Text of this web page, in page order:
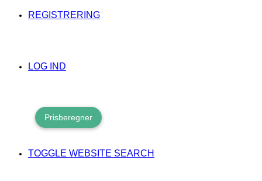
REGISTRERING
LOG IND
Prisberegner
TOGGLE WEBSITE SEARCH